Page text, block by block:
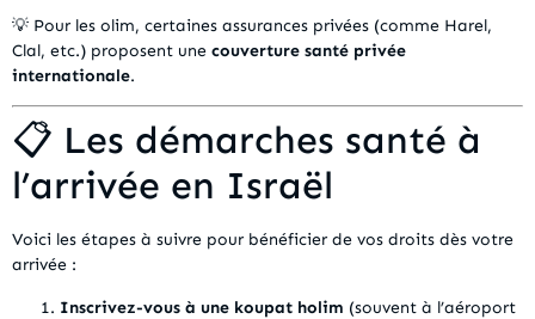
💡 Pour les olim, certaines assurances privées (comme Harel,
Clal, etc.) proposent une couverture santé privée
internationale.
📋 Les démarches santé à
l’arrivée en Israël
Voici les étapes à suivre pour bénéficier de vos droits dès votre
arrivée :
Inscrivez-vous à une koupat holim (souvent à l’aéroport